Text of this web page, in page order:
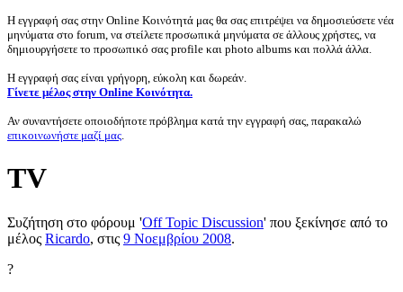
Η εγγραφή σας στην Online Κοινότητά μας θα σας επιτρέψει να δημοσιεύσετε νέα
μηνύματα στο forum, να στείλετε προσωπικά μηνύματα σε άλλους χρήστες, να
δημιουργήσετε το προσωπικό σας profile και photo albums και πολλά άλλα.
Η εγγραφή σας είναι γρήγορη, εύκολη και δωρεάν.
Γίνετε μέλος στην Online Κοινότητα.
Αν συναντήσετε οποιοδήποτε πρόβλημα κατά την εγγραφή σας, παρακαλώ
επικοινωνήστε μαζί μας.
TV
Συζήτηση στο φόρουμ 'Off Topic Discussion' που ξεκίνησε από το
μέλος Ricardo, στις 9 Νοεμβρίου 2008.
?